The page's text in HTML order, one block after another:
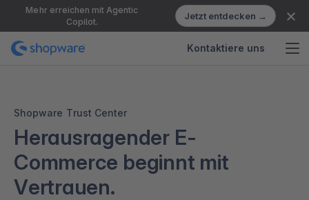
Mehr erreichen mit Agentic
Copilot.
Jetzt entdecken →
Kontaktiere uns
Shopware Trust Center
Herausragender E-
Commerce beginnt mit
Vertrauen.